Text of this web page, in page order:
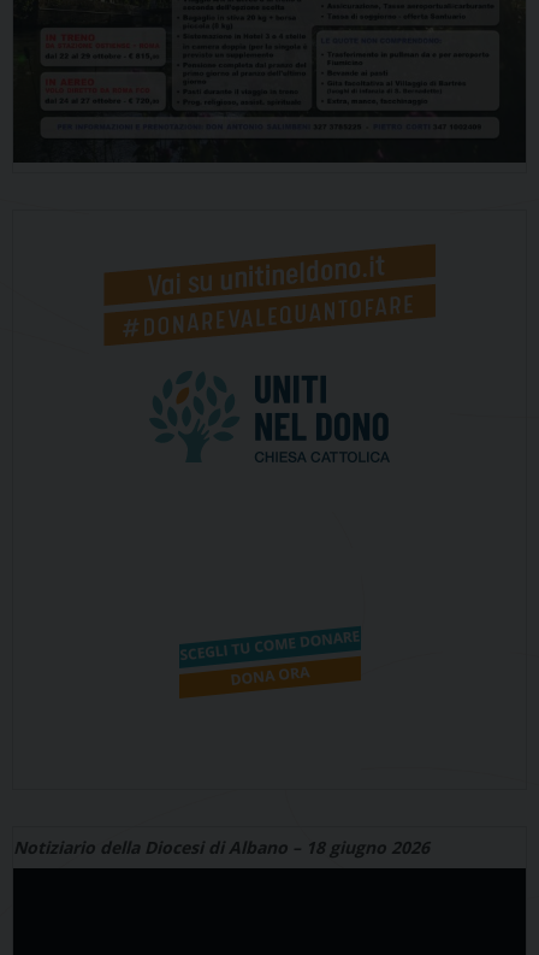
Notiziario della Diocesi di Albano – 18 giugno 2026